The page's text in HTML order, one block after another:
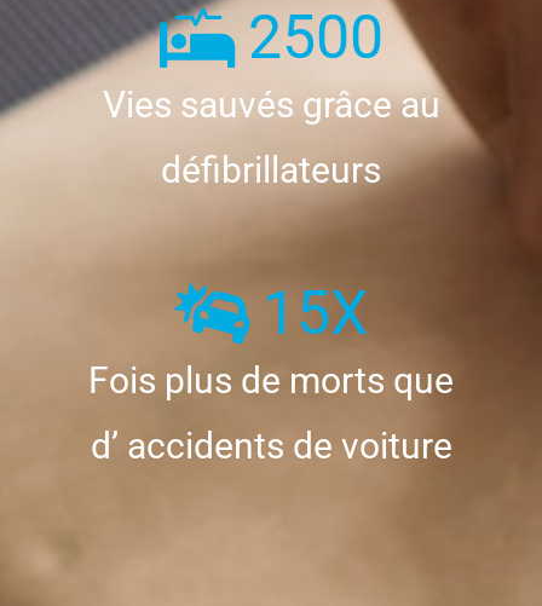
2500
Vies sauvés grâce au
défibrillateurs
15X
Fois plus de morts que
d’ accidents de voiture